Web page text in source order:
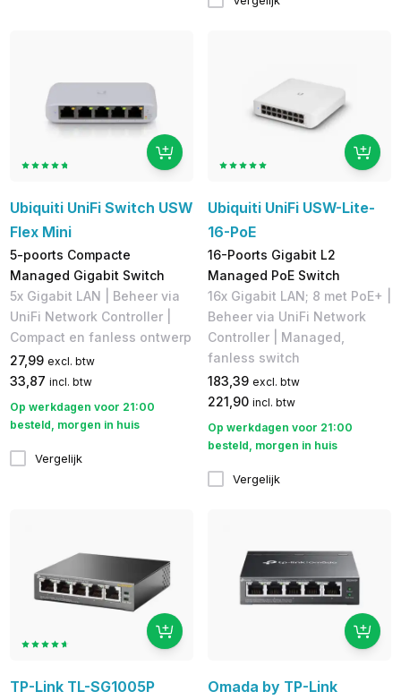
Ubiquiti UniFi Switch USW
Flex Mini
5-poorts Compacte
Managed Gigabit Switch
5x Gigabit LAN | Beheer via
UniFi Network Controller |
Compact en fanless ontwerp
27,99 excl. btw
33,87 incl. btw
Op werkdagen voor 21:00
besteld, morgen in huis
Vergelijk
Ubiquiti UniFi USW-Lite-
16-PoE
16-Poorts Gigabit L2
Managed PoE Switch
16x Gigabit LAN; 8 met PoE+ |
Beheer via UniFi Network
Controller | Managed,
fanless switch
183,39 excl. btw
221,90 incl. btw
Op werkdagen voor 21:00
besteld, morgen in huis
Vergelijk
TP-Link TL-SG1005P
Omada by TP-Link